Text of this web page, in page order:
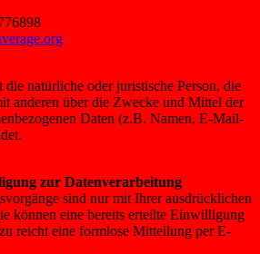
natürliche oder juristische Person, die
anderen über die Zwecke und Mittel der
Daten (z.B. Namen, E-Mail-
zur Datenverarbeitung
sind nur mit Ihrer ausdrücklichen
können eine bereits erteilte Einwilligung
reicht eine formlose Mitteilung per E-